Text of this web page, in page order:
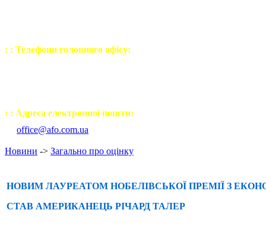
: : Телефони головного офісу:
: : Адреса електронної пошти:
office@afo.com.ua
Новини -> Загально про оцінку
НОВИМ ЛАУРЕАТОМ НОБЕЛІВСЬКОЇ ПРЕМІЇ З
СТАВ АМЕРИКАНЕЦЬ РІЧАРД ТАЛЕР